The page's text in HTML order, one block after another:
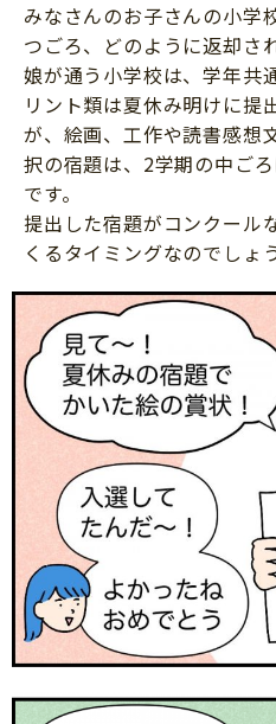
みなさんのお子さんの小学
つごろ、どのように返却さ
娘が通う小学校は、学年共
リント類は夏休み明けに提
が、絵画、工作や読書感想
択の宿題は、2学期の中ご
です。
提出した宿題がコンクール
くるタイミングなのでしょう